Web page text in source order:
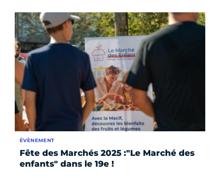
Fête des Marchés 2025 :"Le Marché des
enfants" dans le 19e !
ÉVÈNEMENT